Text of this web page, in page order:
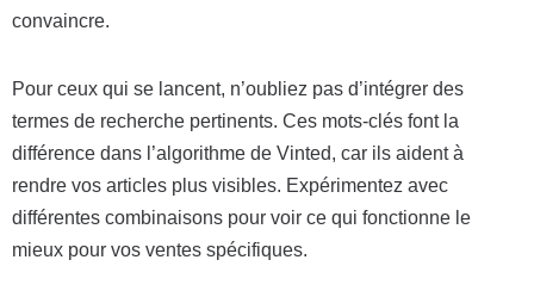
convaincre.
Pour ceux qui se lancent, n’oubliez pas d’intégrer des
termes de recherche pertinents. Ces mots-clés font la
différence dans l’algorithme de Vinted, car ils aident à
rendre vos articles plus visibles. Expérimentez avec
différentes combinaisons pour voir ce qui fonctionne le
mieux pour vos ventes spécifiques.